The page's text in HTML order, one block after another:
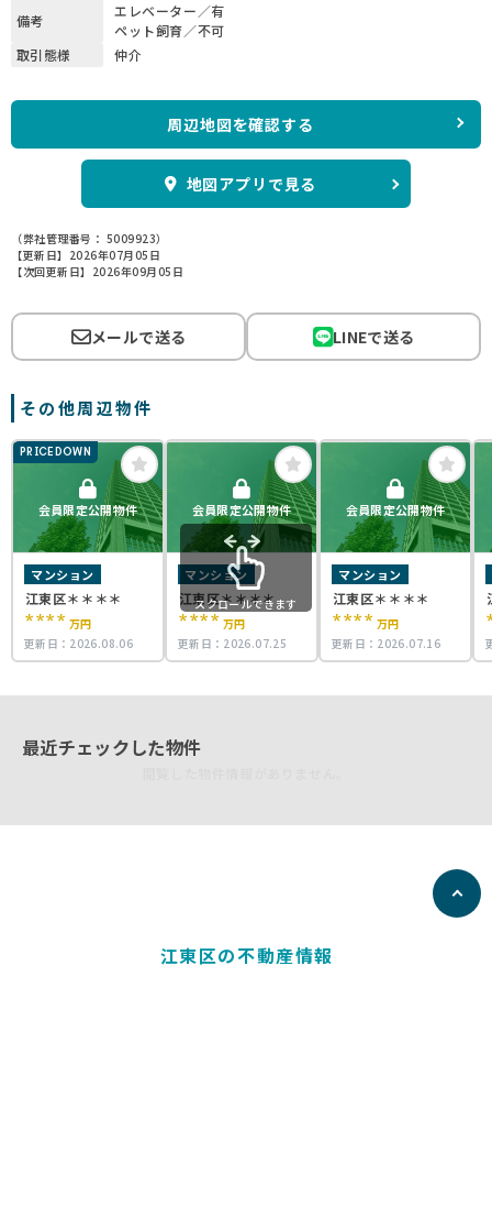
備考
エレベーター／有
ペット飼育／不可
取引態様
仲介
周辺地図を確認する
地図アプリで見る
（弊社管理番号： 5009923）
【更新日】2026年07月05日
【次回更新日】2026年09月05日
メールで送る LINEで送る
その他周辺物件
会員限定公開物件
PRICEDOWN
マンション
江東区＊＊＊＊
**** 万円
更新日： 2026.08.06
会員限定公開物件
マンション
江東区＊＊＊＊
**** 万円
更新日： 2026.07.25
会員限定公開物件
マンション
江東区＊＊＊＊
**** 万円
更新日： 2026.07.16
スクロールできます
最近チェックした物件
江東区の不動産情報